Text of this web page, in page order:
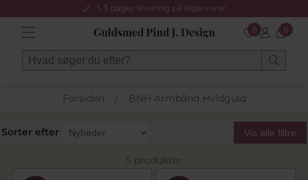
1-3 dages levering på lagervarer
0 0
Forsiden / BNH Armbånd Hvidguld
Sorter efter Vis alle filtre
5 produkter